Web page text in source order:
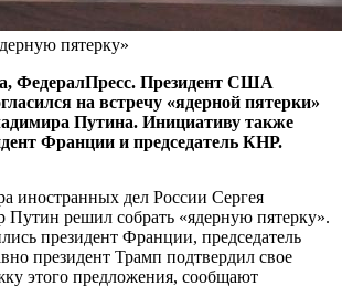
пятерку»
ФедералПресс. Президент США
на встречу «ядерной пятерки»
Путина. Инициативу также
Франции и председатель КНР.
иностранных дел России Сергея
Путин решил собрать «ядерную пятерку».
президент Франции, председатель
президент Трамп подтвердил свое
этого предложения, сообщают